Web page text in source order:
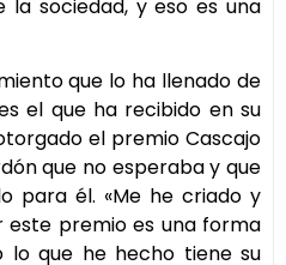
sociedad, y eso es una
que lo ha llenado de
el que ha recibido en su
el premio Cascajo
que no esperaba y que
para él. «Me he criado y
este premio es una forma
lo que he hecho tiene su